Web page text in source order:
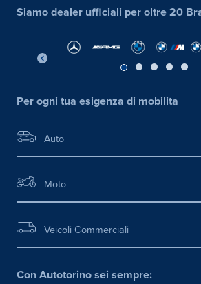
Siamo dealer ufficiali per oltre 20
Per ogni tua esigenza di mobilita
Auto
Moto
Veicoli Commerciali
Con Autotorino sei sempre: